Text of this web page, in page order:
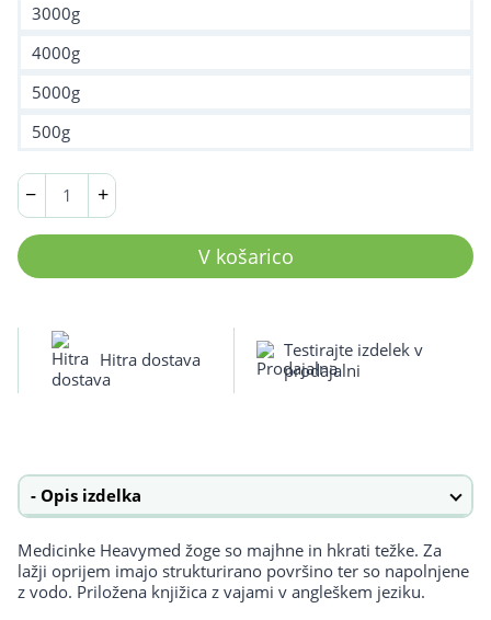
3000g
4000g
5000g
500g
Medicinka
Heavymed
žoga
0.5kg
–
− +
V košarico
Hitra dostava
Testirajte izdelek v
prodajalni
Opis izdelka
Medicinke Heavymed žoge so majhne in hkrati težke. Za
lažji oprijem imajo strukturirano površino ter so napolnjene
z vodo. Priložena knjižica z vajami v angleškem jeziku.